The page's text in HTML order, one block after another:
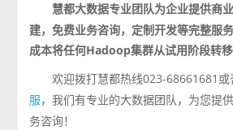
慧都大数据专业团队为企业提供商
建，免费业务咨询，定制开发等完整服
成本将任何Hadoop集群从试用阶段转移
欢迎拨打慧都热线023-68661681或
服，我们有专业的大数据团队，为您提
务咨询！